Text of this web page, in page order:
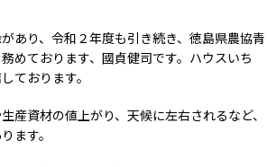
あり、令和２年度も引き続き、徳島県農協青
めております、國貞健司です。ハウスいち
ております。
産資材の値上がり、天候に左右されるなど、
ます。